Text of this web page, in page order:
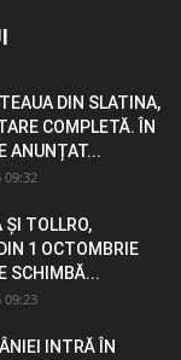
DIN SLATINA,
COMPLETĂ. ÎN
ANUNȚAT...
09:32
ȘI TOLLRO,
1 OCTOMBRIE
SCHIMBĂ...
09:23
INTRĂ ÎN